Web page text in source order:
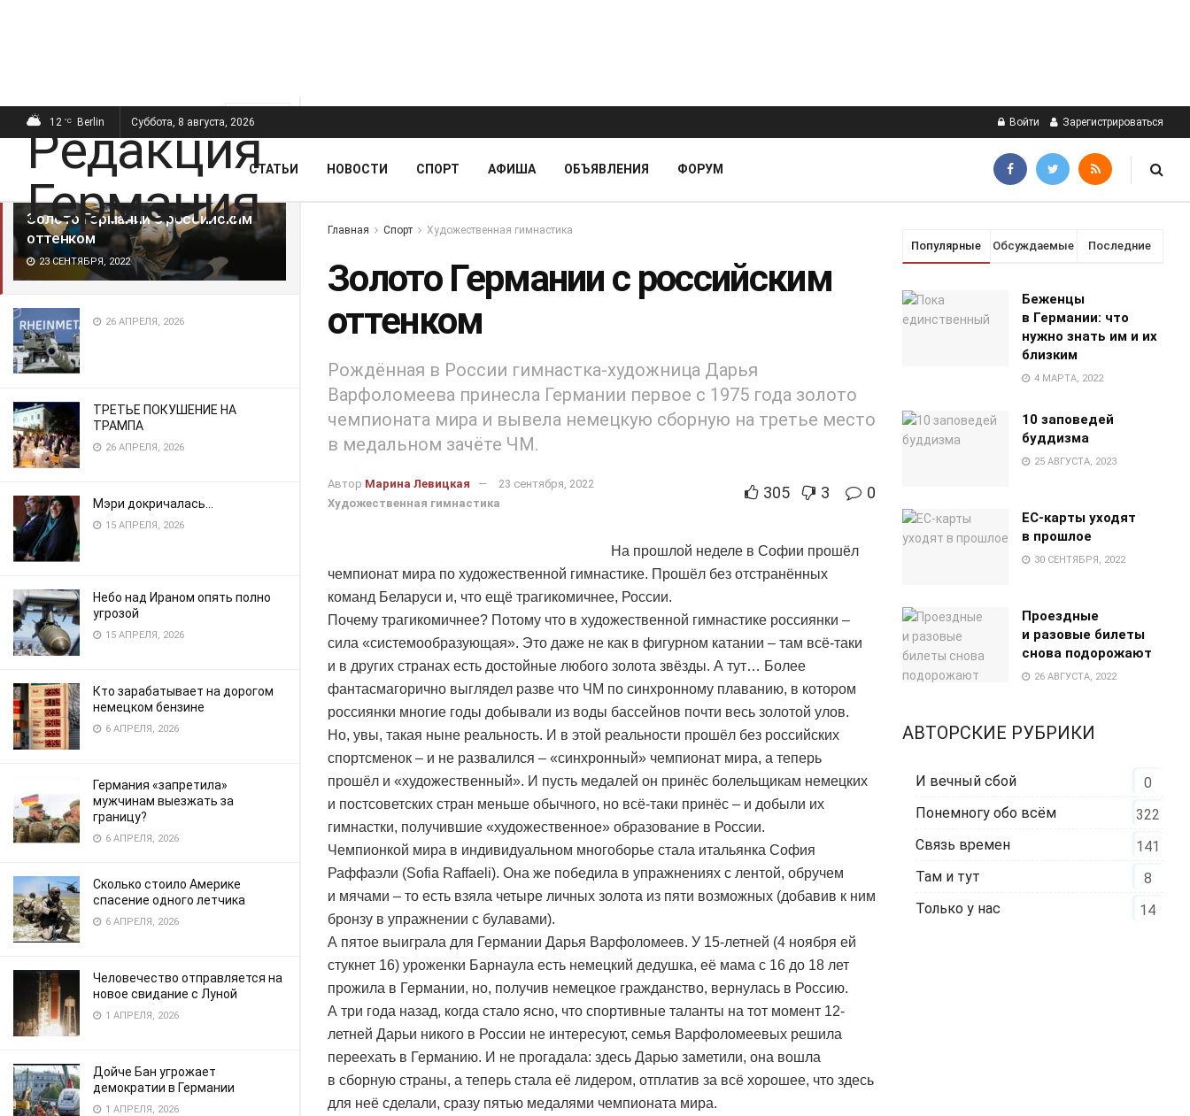
ПОСЛЕДНИЕ
Золото Германии с российским
оттенком
23 СЕНТЯБРЯ, 2022
26 АПРЕЛЯ, 2026
ТРЕТЬЕ ПОКУШЕНИЕ НА
ТРАМПА
26 АПРЕЛЯ, 2026
Мэри докричалась…
15 АПРЕЛЯ, 2026
Небо над Ираном опять полно
угрозой
15 АПРЕЛЯ, 2026
Кто зарабатывает на дорогом
немецком бензине
6 АПРЕЛЯ, 2026
Германия «запретила»
мужчинам выезжать за
границу?
6 АПРЕЛЯ, 2026
Сколько стоило Америке
спасение одного летчика
6 АПРЕЛЯ, 2026
Человечество отправляется на
новое свидание с Луной
1 АПРЕЛЯ, 2026
Дойче Бан угрожает
демократии в Германии
1 АПРЕЛЯ, 2026
12 °C Berlin Суббота, 8 августа, 2026 Войти Зарегистрироваться
СТАТЬИ НОВОСТИ СПОРТ АФИША ОБЪЯВЛЕНИЯ ФОРУМ
Главная Спорт Художественная гимнастика
Золото Германии с российским
оттенком
Рождённая в России гимнастка-художница Дарья
Варфоломеева принесла Германии первое с 1975 года золото
чемпионата мира и вывела немецкую сборную на третье место
в медальном зачёте ЧМ.
Автор Марина Левицкая
23 сентября, 2022
Художественная гимнастика
305 3 0
На прошлой неделе в Софии прошёл
чемпионат мира по художественной гимнастике. Прошёл без отстранённых
команд Беларуси и, что ещё трагикомичнее, России.
Почему трагикомичнее? Потому что в художественной гимнастике россиянки –
сила «системообразующая». Это даже не как в фигурном катании – там всё-таки
и в других странах есть достойные любого золота звёзды. А тут… Более
фантасмагорично выглядел разве что ЧМ по синхронному плаванию, в котором
россиянки многие годы добывали из воды бассейнов почти весь золотой улов.
Но, увы, такая ныне реальность. И в этой реальности прошёл без российских
спортсменок – и не развалился – «синхронный» чемпионат мира, а теперь
прошёл и «художественный». И пусть медалей он принёс болельщикам немецких
и постсоветских стран меньше обычного, но всё-таки принёс – и добыли их
гимнастки, получившие «художественное» образование в России.
Чемпионкой мира в индивидуальном многоборье стала итальянка София
Раффаэли (Sofia Raffaeli). Она же победила в упражнениях с лентой, обручем
и мячами – то есть взяла четыре личных золота из пяти возможных (добавив к ним
бронзу в упражнении с булавами).
А пятое выиграла для Германии Дарья Варфоломеев. У 15-летней (4 ноября ей
стукнет 16) уроженки Барнаула есть немецкий дедушка, её мама с 16 до 18 лет
прожила в Германии, но, получив немецкое гражданство, вернулась в Россию.
А три года назад, когда стало ясно, что спортивные таланты на тот момент 12-
летней Дарьи никого в России не интересуют, семья Варфоломеевых решила
переехать в Германию. И не прогадала: здесь Дарью заметили, она вошла
в сборную страны, а теперь стала её лидером, отплатив за всё хорошее, что здесь
для неё сделали, сразу пятью медалями чемпионата мира.
Популярные Обсуждаемые Последние
Беженцы
в Германии: что
нужно знать им и их
близким
4 МАРТА, 2022
10 заповедей
буддизма
25 АВГУСТА, 2023
EC-карты уходят
в прошлое
30 СЕНТЯБРЯ, 2022
Проездные
и разовые билеты
снова подорожают
26 АВГУСТА, 2022
АВТОРСКИЕ РУБРИКИ
И вечный сбой
0
Понемногу обо всём
322
Связь времен
141
Там и тут
8
Только у нас
14